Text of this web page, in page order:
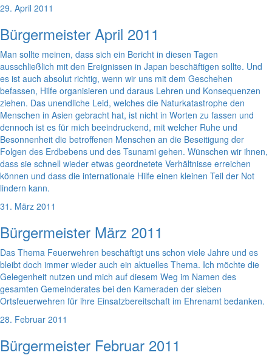
29. April 2011
Bürgermeister April 2011
Man sollte meinen, dass sich ein Bericht in diesen Tagen
ausschließlich mit den Ereignissen in Japan beschäftigen sollte. Und
es ist auch absolut richtig, wenn wir uns mit dem Geschehen
befassen, Hilfe organisieren und daraus Lehren und Konsequenzen
ziehen. Das unendliche Leid, welches die Naturkatastrophe den
Menschen in Asien gebracht hat, ist nicht in Worten zu fassen und
dennoch ist es für mich beeindruckend, mit welcher Ruhe und
Besonnenheit die betroffenen Menschen an die Beseitigung der
Folgen des Erdbebens und des Tsunami gehen. Wünschen wir ihnen,
dass sie schnell wieder etwas geordnetete Verhältnisse erreichen
können und dass die internationale Hilfe einen kleinen Teil der Not
lindern kann.
31. März 2011
Bürgermeister März 2011
Das Thema Feuerwehren beschäftigt uns schon viele Jahre und es
bleibt doch immer wieder auch ein aktuelles Thema. Ich möchte die
Gelegenheit nutzen und mich auf diesem Weg im Namen des
gesamten Gemeinderates bei den Kameraden der sieben
Ortsfeuerwehren für ihre Einsatzbereitschaft im Ehrenamt bedanken.
28. Februar 2011
Bürgermeister Februar 2011